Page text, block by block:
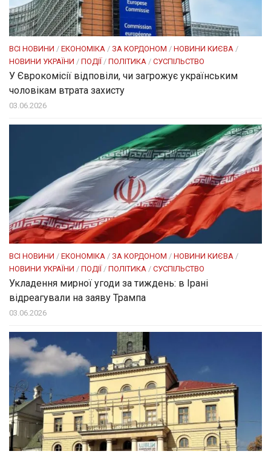
ВСІ НОВИНИ / ЕКОНОМІКА / ЗА КОРДОНОМ / НОВИНИ КИЄВА /
НОВИНИ УКРАЇНИ / ПОДІЇ / ПОЛІТИКА / СУСПІЛЬСТВО
У Єврокомісії відповіли, чи загрожує українським
чоловікам втрата захисту
03.06.2026
ВСІ НОВИНИ / ЕКОНОМІКА / ЗА КОРДОНОМ / НОВИНИ КИЄВА /
НОВИНИ УКРАЇНИ / ПОДІЇ / ПОЛІТИКА / СУСПІЛЬСТВО
Укладення мирної угоди за тиждень: в Ірані
відреагували на заяву Трампа
03.06.2026